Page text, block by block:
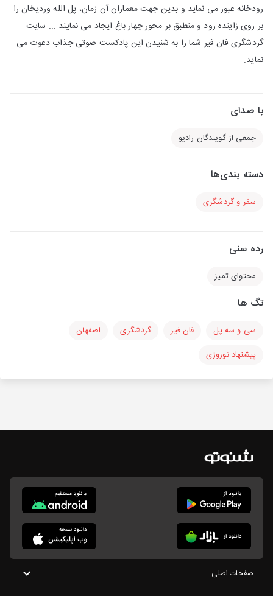
رودخانه عبور می نماید و بدین جهت معماران آن زمان، پل الله وردیخان را
بر روی زاینده رود و منطبق بر محور چهار باغ ایجاد می نمایند ... سایت
گردشگری فان فیر شما را به شنیدن این پادکست صوتی جذاب دعوت می
نماید.
با صدای
جمعی از گویندگان رادیو
دسته بندی‌ها
سفر و گردشگری
رده سنی
محتوای تمیز
تگ ها
سی و سه پل فان فیر گردشگری
اصفهان
پیشنهاد نوروزی
صفحات اصلی